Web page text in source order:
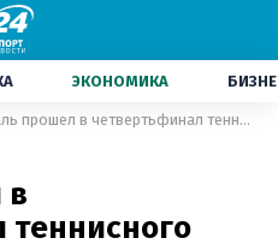
ЭКОНОМИКА
Надаль прошел в четвертьфинал теннисного турнира в Японии
в
теннисного